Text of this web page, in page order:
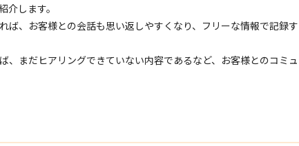
します。
ば、お客様との会話も思い返しやすくなり、フリーな情報で記録す
、まだヒアリングできていない内容であるなど、お客様とのコミュ